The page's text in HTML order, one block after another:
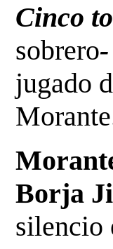
Cinco
sobrero
jugado
Borja
silencio